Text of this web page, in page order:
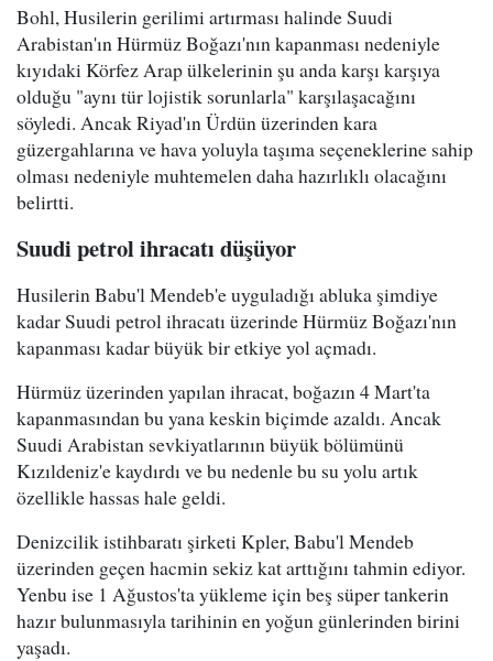
Bohl, Husilerin gerilimi artırması halinde Suudi
Arabistan'ın Hürmüz Boğazı'nın kapanması nedeniyle
kıyıdaki Körfez Arap ülkelerinin şu anda karşı karşıya
olduğu "aynı tür lojistik sorunlarla" karşılaşacağını
söyledi. Ancak Riyad'ın Ürdün üzerinden kara
güzergahlarına ve hava yoluyla taşıma seçeneklerine sahip
olması nedeniyle muhtemelen daha hazırlıklı olacağını
belirtti.
Suudi petrol ihracatı düşüyor
Husilerin Babu'l Mendeb'e uyguladığı abluka şimdiye
kadar Suudi petrol ihracatı üzerinde Hürmüz Boğazı'nın
kapanması kadar büyük bir etkiye yol açmadı.
Hürmüz üzerinden yapılan ihracat, boğazın 4 Mart'ta
kapanmasından bu yana keskin biçimde azaldı. Ancak
Suudi Arabistan sevkiyatlarının büyük bölümünü
Kızıldeniz'e kaydırdı ve bu nedenle bu su yolu artık
özellikle hassas hale geldi.
Denizcilik istihbaratı şirketi Kpler, Babu'l Mendeb
üzerinden geçen hacmin sekiz kat arttığını tahmin ediyor.
Yenbu ise 1 Ağustos'ta yükleme için beş süper tankerin
hazır bulunmasıyla tarihinin en yoğun günlerinden birini
yaşadı.